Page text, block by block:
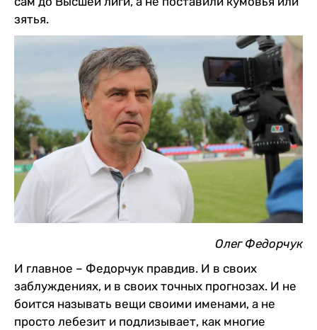
зятья.
Олег Федорчук
И главное – Федорчук правдив. И в своих
заблуждениях, и в своих точных прогнозах. И не
боится называть вещи своими именами, а не
просто лебезит и подлизывает, как многие